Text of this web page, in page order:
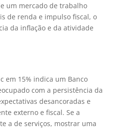
um mercado de trabalho
de renda e impulso fiscal, o
da inflação e da atividade
em 15% indica um Banco
com a persistência da
desancoradas e
externo e fiscal. Se a
a de serviços, mostrar uma